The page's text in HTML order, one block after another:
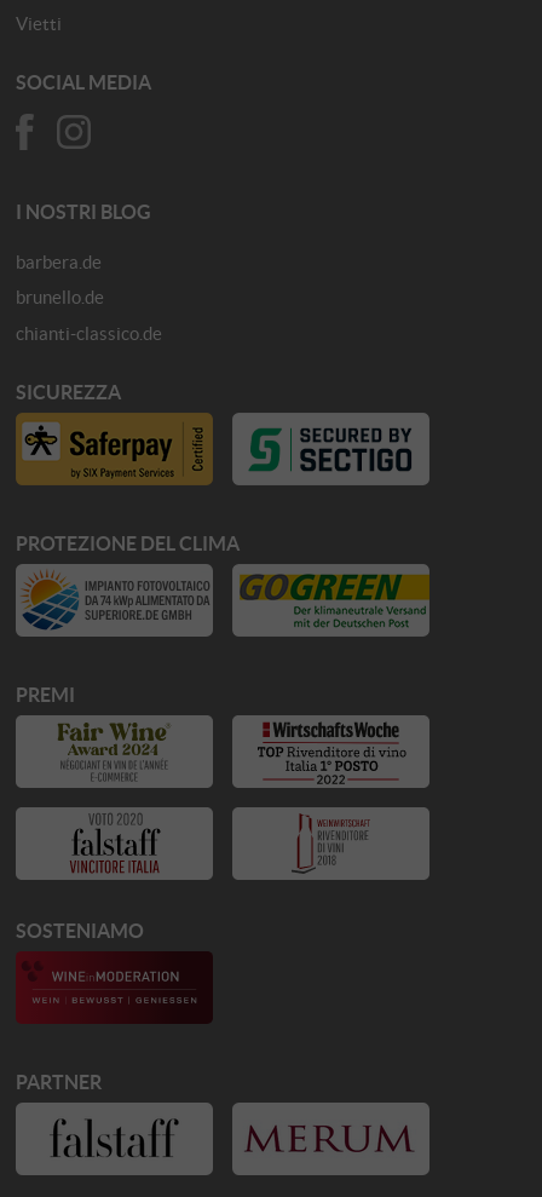
Vietti
SOCIAL MEDIA
I NOSTRI BLOG
barbera.de
brunello.de
chianti-classico.de
SICUREZZA
PROTEZIONE DEL CLIMA
PREMI
SOSTENIAMO
PARTNER